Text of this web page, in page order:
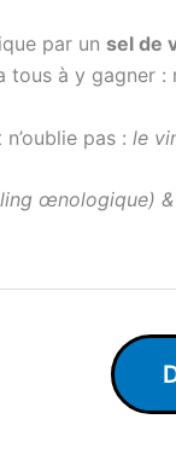
par un sel de
à y gagner
pas : le
œnologique)